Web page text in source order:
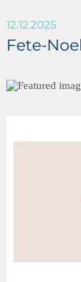
12.12.2025
Fete-